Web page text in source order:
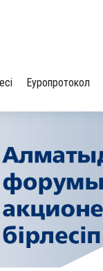
Еуропротокол